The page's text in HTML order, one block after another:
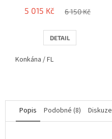
5 015 Kč 6 150 Kč
DETAIL
Konkána / FL
Popis Podobné (8) Diskuze